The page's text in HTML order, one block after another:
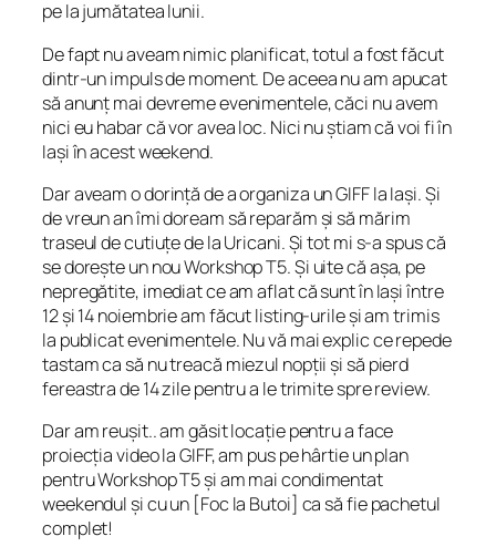
pe la jumătatea lunii.
De fapt nu aveam nimic planificat, totul a fost făcut
dintr-un impuls de moment. De aceea nu am apucat
să anunț mai devreme evenimentele, căci nu avem
nici eu habar că vor avea loc. Nici nu știam că voi fi în
Iași în acest weekend.
Dar aveam o dorință de a organiza un GIFF la Iași. Și
de vreun an îmi doream să reparăm și să mărim
traseul de cutiuțe de la Uricani. Și tot mi s-a spus că
se dorește un nou Workshop T5. Și uite că așa, pe
nepregătite, imediat ce am aflat că sunt în Iași între
12 și 14 noiembrie am făcut listing-urile și am trimis
la publicat evenimentele. Nu vă mai explic ce repede
tastam ca să nu treacă miezul nopții și să pierd
fereastra de 14 zile pentru a le trimite spre review.
Dar am reușit.. am găsit locație pentru a face
proiecția video la GIFF, am pus pe hârtie un plan
pentru Workshop T5 și am mai condimentat
weekendul și cu un [Foc la Butoi] ca să fie pachetul
complet!